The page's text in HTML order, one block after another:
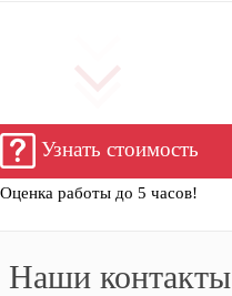
Узнать стоимость
Оценка работы до 5 часов!
Наши контакты